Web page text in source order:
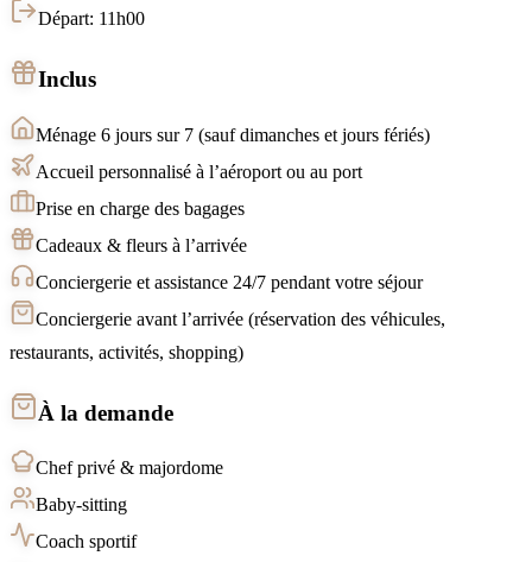
Départ: 11h00
Inclus
Ménage 6 jours sur 7 (sauf dimanches et jours fériés)
Accueil personnalisé à l’aéroport ou au port
Prise en charge des bagages
Cadeaux & fleurs à l’arrivée
Conciergerie et assistance 24/7 pendant votre séjour
Conciergerie avant l’arrivée (réservation des véhicules,
restaurants, activités, shopping)
À la demande
Chef privé & majordome
Baby-sitting
Coach sportif